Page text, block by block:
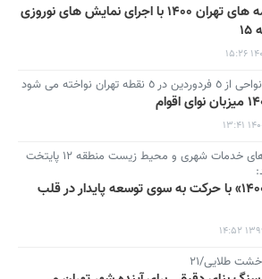
آغاز برنامه های تهران ۱۴۰۰ با اجرای نمایش های نوروزی
تهران نواخته می شود
در برنامه‌های خدمات شهری و محیط زیست منطقه ۱۲ پایتخت
«تهران ۱۴۰۰» با حرکت به سوی توسعه پایدار در قلب
خشت طلایی/۲۱